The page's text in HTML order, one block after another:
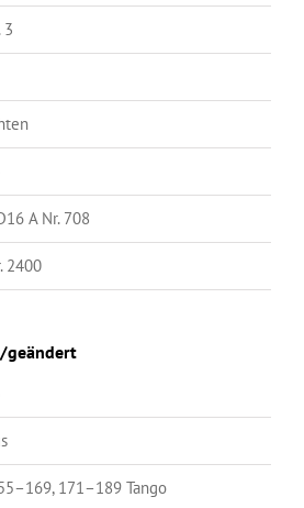
3
A Nr. 708
2400
geändert
171–189 Tango